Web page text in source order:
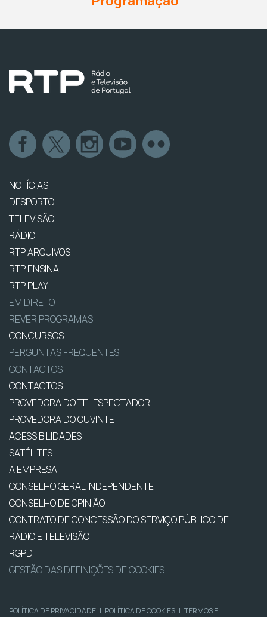
NOTÍCIAS
DESPORTO
TELEVISÃO
RÁDIO
RTP ARQUIVOS
RTP ENSINA
RTP PLAY
EM DIRETO
REVER PROGRAMAS
CONCURSOS
PERGUNTAS FREQUENTES
CONTACTOS
CONTACTOS
PROVEDORA DO TELESPECTADOR
PROVEDORA DO OUVINTE
ACESSIBILIDADES
SATÉLITES
A EMPRESA
CONSELHO GERAL INDEPENDENTE
CONSELHO DE OPINIÃO
CONTRATO DE CONCESSÃO DO SERVIÇO PÚBLICO DE
RÁDIO E TELEVISÃO
RGPD
GESTÃO DAS DEFINIÇÕES DE COOKIES
POLÍTICA DE PRIVACIDADE | POLÍTICA DE COOKIES | TERMOS E